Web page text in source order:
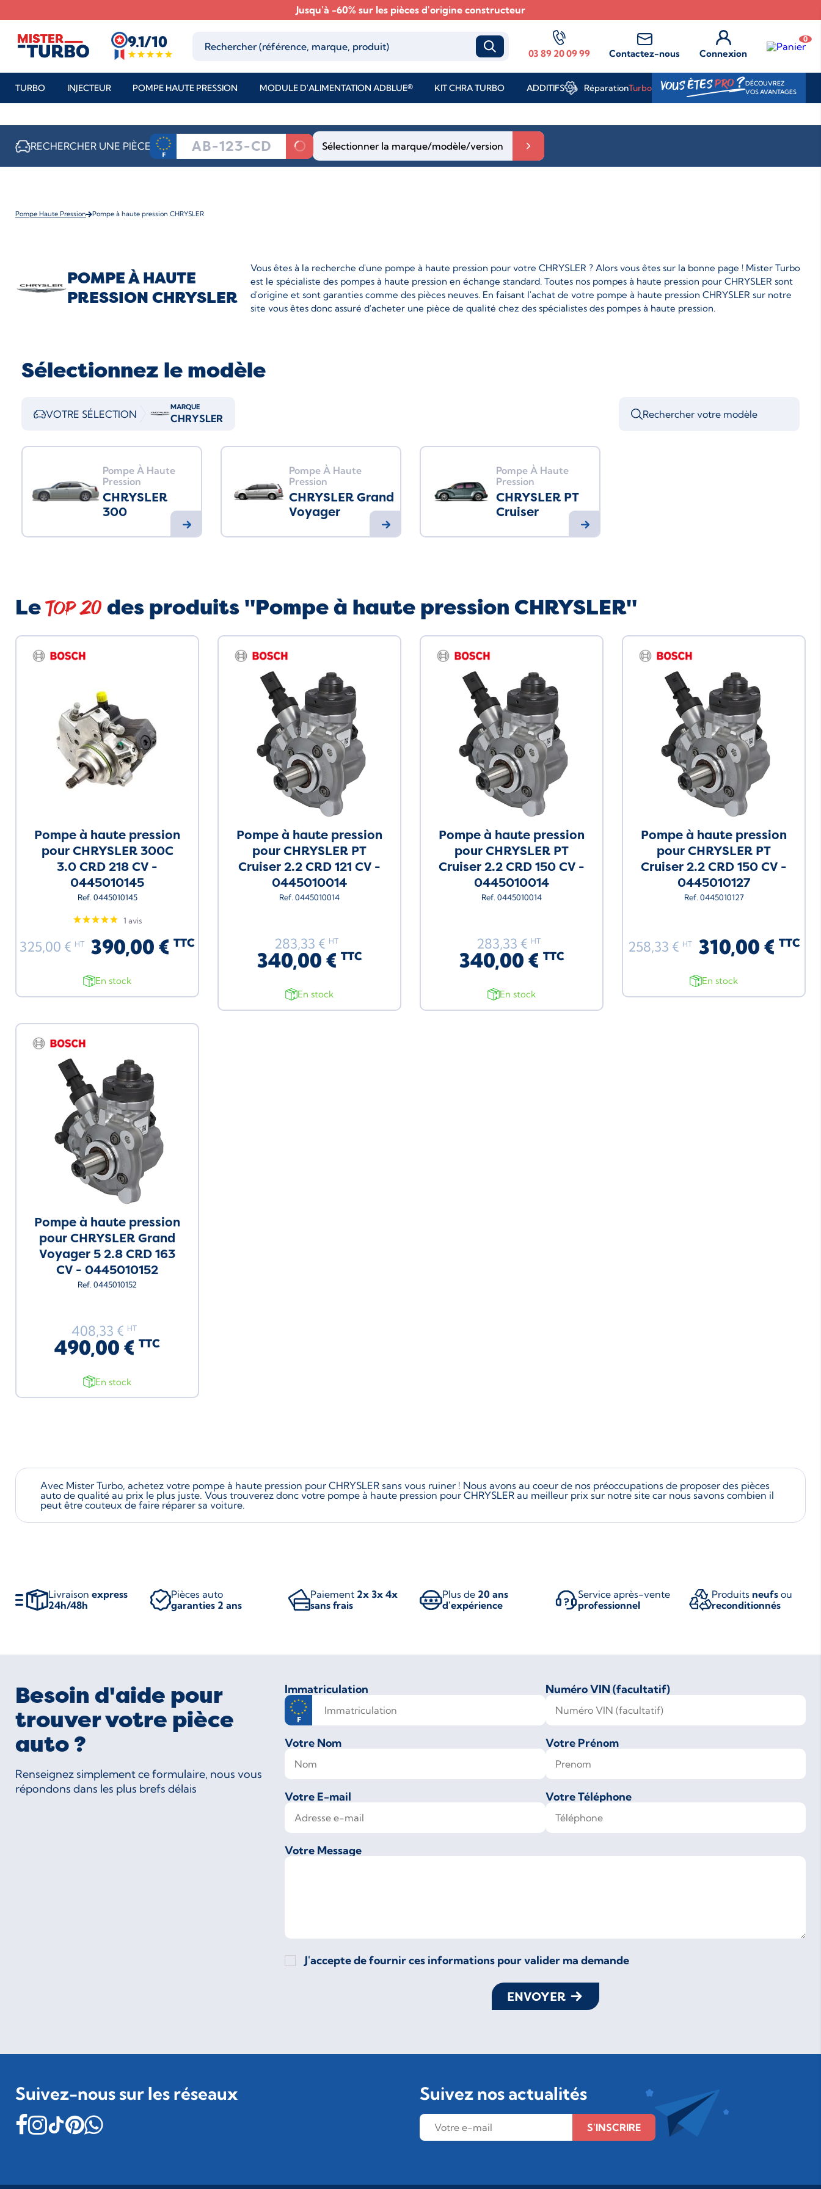
Jusqu'à -60% sur les pièces d'origine constructeur
9.1/10
03 89 20 09 99 Contactez-nous Connexion
0
TURBO INJECTEUR POMPE HAUTE PRESSION MODULE D'ALIMENTATION ADBLUE® KIT CHRA TURBO ADDITIFS RéparationTurbo VOUS ÊTESPRO?DÉCOUVREZ
VOS AVANTAGES
RECHERCHER UNE PIÈCE Sélectionner la marque/modèle/version
Pompe Haute Pression Pompe à haute pression CHRYSLER
POMPE À HAUTE
PRESSION CHRYSLER
Vous êtes à la recherche d'une pompe à haute pression pour votre CHRYSLER ? Alors vous êtes sur la bonne page ! Mister Turbo
est le spécialiste des pompes à haute pression en échange standard. Toutes nos pompes à haute pression pour CHRYSLER sont
d'origine et sont garanties comme des pièces neuves. En faisant l'achat de votre pompe à haute pression CHRYSLER sur notre
site vous êtes donc assuré d'acheter une pièce de qualité chez des spécialistes des pompes à haute pression.
Sélectionnez le modèle
VOTRE SÉLECTION
MARQUE
CHRYSLER
Pompe À Haute
Pression
CHRYSLER
300
Pompe À Haute
Pression
CHRYSLER Grand
Voyager
Pompe À Haute
Pression
CHRYSLER PT
Cruiser
LeTop 20 des produits "Pompe à haute pression CHRYSLER"
Pompe à haute pression
pour CHRYSLER 300C
3.0 CRD 218 CV -
0445010145
Ref. 0445010145
1 avis
325,00 € HT 390,00 € TTC
En stock
Pompe à haute pression
pour CHRYSLER PT
Cruiser 2.2 CRD 121 CV -
0445010014
Ref. 0445010014
283,33 € HT
340,00 € TTC
En stock
Pompe à haute pression
pour CHRYSLER PT
Cruiser 2.2 CRD 150 CV -
0445010014
Ref. 0445010014
283,33 € HT
340,00 € TTC
En stock
Pompe à haute pression
pour CHRYSLER PT
Cruiser 2.2 CRD 150 CV -
0445010127
Ref. 0445010127
258,33 € HT 310,00 € TTC
En stock
Pompe à haute pression
pour CHRYSLER Grand
Voyager 5 2.8 CRD 163
CV - 0445010152
Ref. 0445010152
408,33 € HT
490,00 € TTC
En stock
Avec Mister Turbo, achetez votre pompe à haute pression pour CHRYSLER sans vous ruiner ! Nous avons au coeur de nos préoccupations de proposer des pièces
auto de qualité au prix le plus juste. Vous trouverez donc votre pompe à haute pression pour CHRYSLER au meilleur prix sur notre site car nous savons combien il
peut être couteux de faire réparer sa voiture.
Livraison express
24h/48h
Pièces auto
garanties 2 ans
Paiement 2x 3x 4x
sans frais
Plus de 20 ans
d'expérience
Service après-vente
professionnel
Produits neufs ou
reconditionnés
Besoin d'aide pour
trouver votre pièce
auto ?
Renseignez simplement ce formulaire, nous vous
répondons dans les plus brefs délais
Immatriculation Numéro VIN (facultatif)
Votre Nom Votre Prénom
Votre E-mail Votre Téléphone
Votre Message
J'accepte de fournir ces informations pour valider ma demande
ENVOYER
Suivez-nous sur les réseaux Suivez nos actualités
S'INSCRIRE